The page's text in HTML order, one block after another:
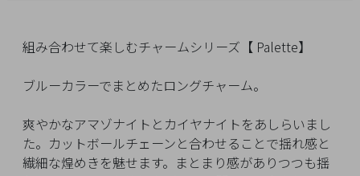
組み合わせて楽しむチャームシリーズ【 Palette】
ブルーカラーでまとめたロングチャーム。
爽やかなアマゾナイトとカイヤナイトをあしらいまし
た。カットボールチェーンと合わせることで揺れ感と
繊細な煌めきを魅せます。まとまり感がありつつも揺
マ
イ
ペ
ジ